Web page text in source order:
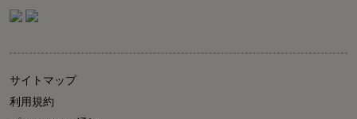
サイトマップ
利用規約